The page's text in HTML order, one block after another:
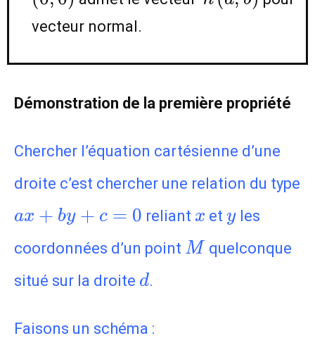
vecteur normal.
Démonstration de la première propriété
Chercher l’équation cartésienne d’une
droite c’est chercher une relation du type
ax+by+c=0
ax + by + c = 0 reliant x
x ety
y les
coordonnées d’un point M
M quelconque
situé sur la droite d
d.
Faisons un schéma :